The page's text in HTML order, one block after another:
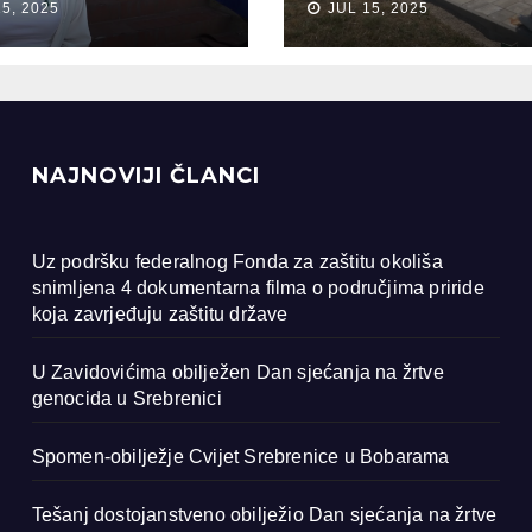
u
2025 JUL 15, 2025
NAJNOVIJI ČLANCI
Uz podršku federalnog Fonda za zaštitu okoliša
snimljena 4 dokumentarna filma o područjima priride
koja zavrjeđuju zaštitu države
U Zavidovićima obilježen Dan sjećanja na žrtve
genocida u Srebrenici
Spomen-obilježje Cvijet Srebrenice u Bobarama
Tešanj dostojanstveno obilježio Dan sjećanja na žrtve